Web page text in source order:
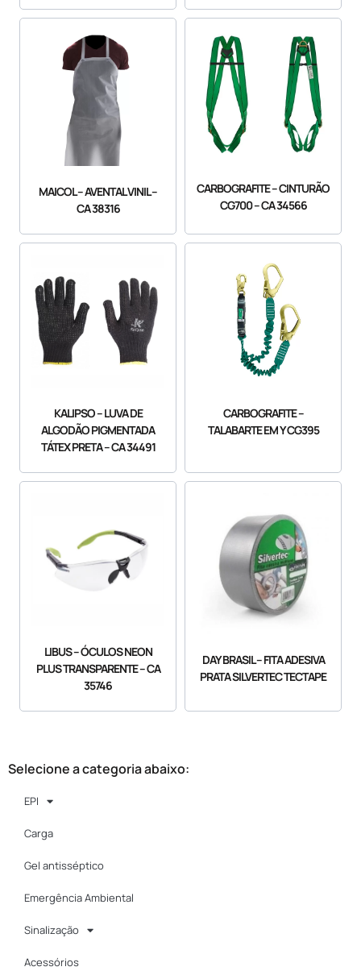
MAICOL – AVENTAL VINIL –
CA 38316
CARBOGRAFITE – CINTURÃO
CG700 – CA 34566
KALIPSO – LUVA DE
ALGODÃO PIGMENTADA
TÁTEX PRETA – CA 34491
CARBOGRAFITE –
TALABARTE EM Y CG395
LIBUS – ÓCULOS NEON
PLUS TRANSPARENTE – CA
35746
DAY BRASIL – FITA ADESIVA
PRATA SILVERTEC TECTAPE
Selecione a categoria abaixo:
EPI
Carga
Gel antisséptico
Emergência Ambiental
Sinalização
Acessórios